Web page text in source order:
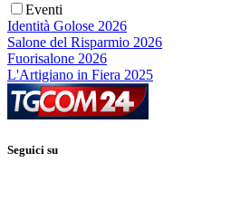
Eventi
Identità Golose 2026
Salone del Risparmio 2026
Fuorisalone 2026
L'Artigiano in Fiera 2025
Seguici su